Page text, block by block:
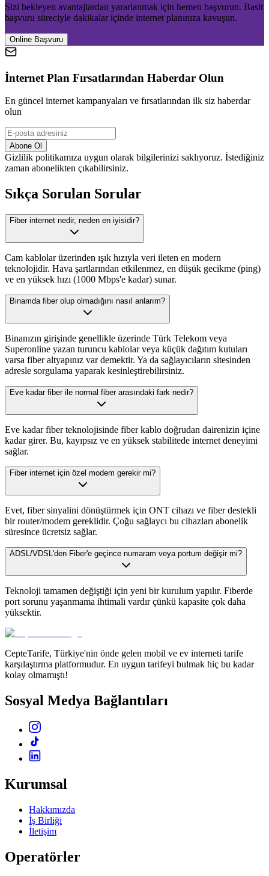
Sizi bekleyen avantajlardan yararlanmak için hemen başvurun. Basit
başvuru süreciyle dakikalar içinde internet planınıza kavuşun.
Online Başvuru
İnternet Plan Fırsatlarından Haberdar Olun
En güncel internet kampanyaları ve fırsatlarından ilk siz haberdar
olun
Abone Ol
Gizlilik politikamıza uygun olarak bilgilerinizi saklıyoruz. İstediğiniz
zaman abonelikten çıkabilirsiniz.
Sıkça Sorulan Sorular
Fiber internet nedir, neden en iyisidir?
Cam kablolar üzerinden ışık hızıyla veri ileten en modern
teknolojidir. Hava şartlarından etkilenmez, en düşük gecikme (ping)
ve en yüksek hızı (1000 Mbps'e kadar) sunar.
Binamda fiber olup olmadığını nasıl anlarım?
Binanızın girişinde genellikle üzerinde Türk Telekom veya
Superonline yazan turuncu kablolar veya küçük dağıtım kutuları
varsa fiber altyapınız var demektir. Ya da sağlayıcıların sitesinden
adresle sorgulama yaparak kesinleştirebilirsiniz.
Eve kadar fiber ile normal fiber arasındaki fark nedir?
Eve kadar fiber teknolojisinde fiber kablo doğrudan dairenizin içine
kadar girer. Bu, kayıpsız ve en yüksek stabilitede internet deneyimi
sağlar.
Fiber internet için özel modem gerekir mi?
Evet, fiber sinyalini dönüştürmek için ONT cihazı ve fiber destekli
bir router/modem gereklidir. Çoğu sağlaycı bu cihazları abonelik
süresince ücretsiz sağlar.
ADSL/VDSL'den Fiber'e geçince numaram veya portum değişir mi?
Teknoloji tamamen değiştiği için yeni bir kurulum yapılır. Fiberde
port sorunu yaşanmama ihtimali vardır çünkü kapasite çok daha
yüksektir.
CepteTarife, Türkiye'nin önde gelen mobil ve ev interneti tarife
karşılaştırma platformudur. En uygun tarifeyi bulmak hiç bu kadar
kolay olmamıştı!
Sosyal Medya Bağlantıları
Kurumsal
Hakkımızda
İş Birliği
İletişim
Operatörler